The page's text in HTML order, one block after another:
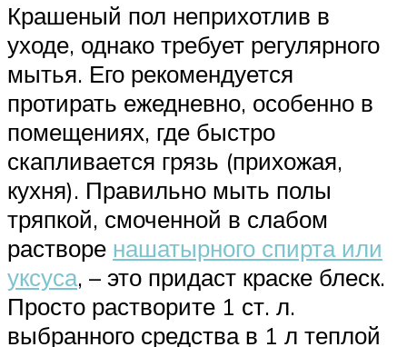
Крашеный пол неприхотлив в
уходе, однако требует регулярного
мытья. Его рекомендуется
протирать ежедневно, особенно в
помещениях, где быстро
скапливается грязь (прихожая,
кухня). Правильно мыть полы
тряпкой, смоченной в слабом
растворе нашатырного спирта или
уксуса, – это придаст краске блеск.
Просто растворите 1 ст. л.
выбранного средства в 1 л теплой